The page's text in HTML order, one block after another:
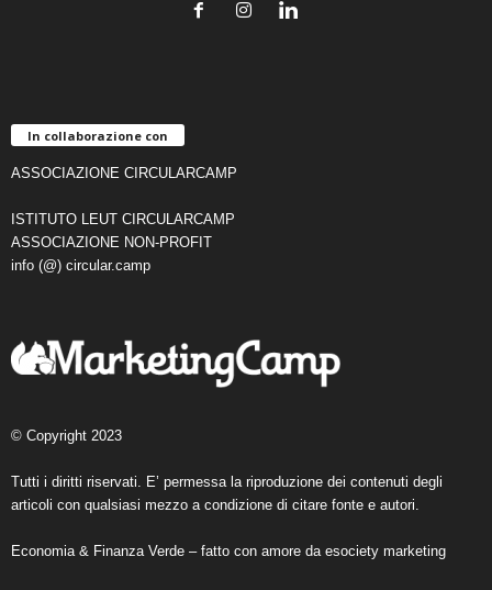
In collaborazione con
ASSOCIAZIONE CIRCULARCAMP
ISTITUTO LEUT CIRCULARCAMP
ASSOCIAZIONE NON-PROFIT
info (@) circular.camp
© Copyright 2023
Tutti i diritti riservati. E’ permessa la riproduzione dei contenuti degli
articoli con qualsiasi mezzo a condizione di citare fonte e autori.
Economia & Finanza Verde – fatto con amore da esociety marketing